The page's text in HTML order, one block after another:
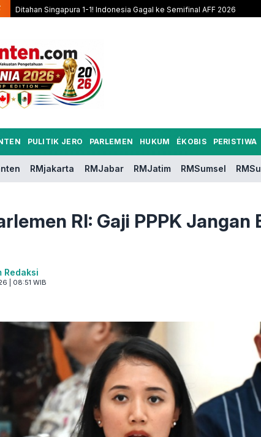
Ditahan Singapura 1-1! Indonesia Gagal ke Semifinal AFF 2026
PULITIK JERO PARLEMEN HUKUM ÉKOBIS PERISTIWA
RMjakarta RMJabar RMJatim RMSumsel
RI: Gaji PPPK Jangan
Redaksi
| 08:51 WIB